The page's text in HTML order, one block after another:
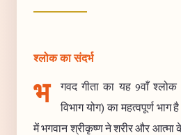
श्लोक का संदर्भ
भ
गवद गीता का यह 9वाँ श्लोक
विभाग योग) का महत्वपूर्ण भाग
में भगवान श्रीकृष्ण ने शरीर और